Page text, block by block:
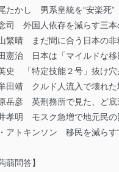
たかし 男系皇統を“安楽死
念司 外国人依存を減らす三本
繁晴 まだ間に合う日本の非
憲治 日本は「マイルドな移
史 「特定技能２号」抜け穴
田靖 クルド人流入で壊れた
岳彦 英刑務所で見た、ど底
孝明 モスク急増で地元民の
アトキンソン 移民を減らす
蒻問答】